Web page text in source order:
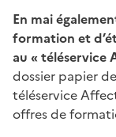
En mai
formation et
au « téléservice
dossier papier
téléservice
offres de